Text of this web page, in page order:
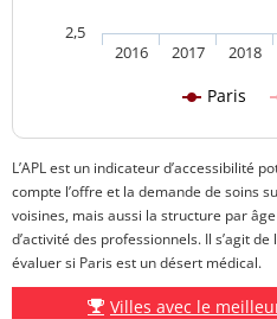
Paris
2016 2017 2018
2,5
L’APL est un indicateur d’accessibilité
compte l’offre et la demande de soins
voisines, mais aussi la structure par
d’activité des professionnels. Il s’agit
évaluer si Paris est un désert médical.
Villes avec le